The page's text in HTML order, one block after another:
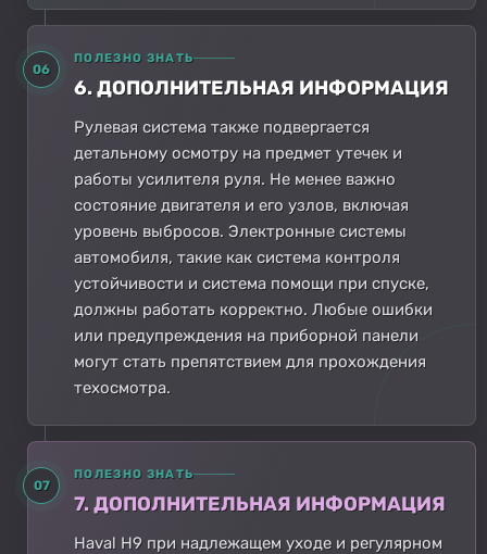
06
ПОЛЕЗНО ЗНАТЬ
6. ДОПОЛНИТЕЛЬНАЯ ИНФОРМАЦИЯ
Рулевая система также подвергается
детальному осмотру на предмет утечек и
работы усилителя руля. Не менее важно
состояние двигателя и его узлов, включая
уровень выбросов. Электронные системы
автомобиля, такие как система контроля
устойчивости и система помощи при спуске,
должны работать корректно. Любые ошибки
или предупреждения на приборной панели
могут стать препятствием для прохождения
техосмотра.
07
ПОЛЕЗНО ЗНАТЬ
7. ДОПОЛНИТЕЛЬНАЯ ИНФОРМАЦИЯ
Haval H9 при надлежащем уходе и регулярном